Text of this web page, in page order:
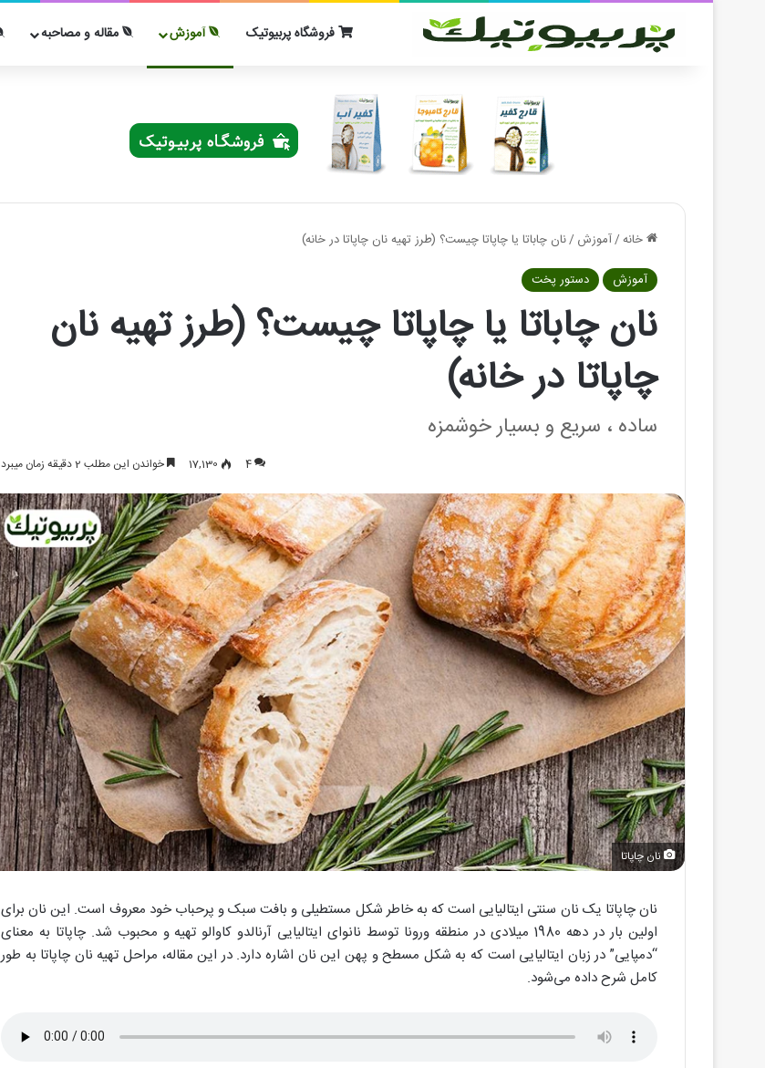
فروشگاه پربیوتیک آموزش مقاله و مصاحبه
خانه/آموزش /نان چاباتا یا چاپاتا چیست؟ (طرز تهیه نان چاپاتا در خانه)
آموزش
دستور پخت
نان چاباتا یا چاپاتا چیست؟ (طرز تهیه نان
چاپاتا در خانه)
ساده ، سریع و بسیار خوشمزه
4
17,130 خواندن این مطلب 2 دقیقه زمان میبرد
نان چاپاتا
نان چاپاتا یک نان سنتی ایتالیایی است که به خاطر شکل مستطیلی و بافت سبک و پرحباب خود معروف است. این نان برای
اولین بار در دهه 1980 میلادی در منطقه ورونا توسط نانوای ایتالیایی آرنالدو کاوالو تهیه و محبوب شد. چاپاتا به معنای
“دمپایی” در زبان ایتالیایی است که به شکل مسطح و پهن این نان اشاره دارد. در این مقاله، مراحل تهیه نان چاپاتا به طور
کامل شرح داده می‌شود.